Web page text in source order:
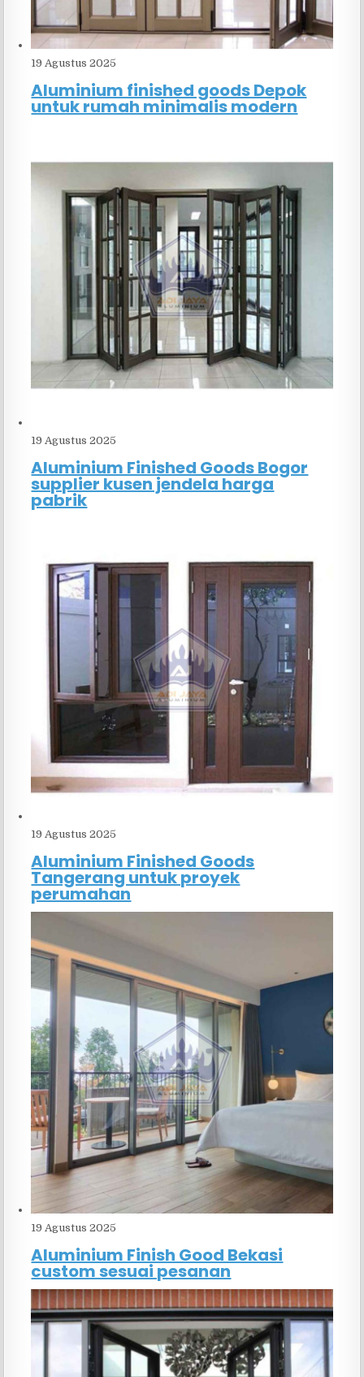
19 Agustus 2025
Aluminium finished goods Depok
untuk rumah minimalis modern
19 Agustus 2025
Aluminium Finished Goods Bogor
supplier kusen jendela harga
pabrik
19 Agustus 2025
Aluminium Finished Goods
Tangerang untuk proyek
perumahan
19 Agustus 2025
Aluminium Finish Good Bekasi
custom sesuai pesanan